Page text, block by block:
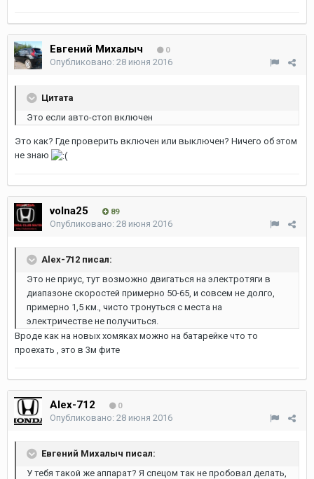
Евгений Михалыч 0
Опубликовано: 28 июня 2016
Цитата
Это если авто-стоп включен
Это как? Где проверить включен или выключен? Ничего об этом
не знаю
volna25 89
Опубликовано: 28 июня 2016
Alex-712 писал:
Это не приус, тут возможно двигаться на электротяги в
диапазоне скоростей примерно 50-65, и совсем не долго,
примерно 1,5 км., чисто тронуться с места на
электричестве не получиться.
Вроде как на новых хомяках можно на батарейке что то
проехать , это в 3м фите
Alex-712 0
Опубликовано: 28 июня 2016
Евгений Михалыч писал:
У тебя такой же аппарат? Я спецом так не пробовал делать,